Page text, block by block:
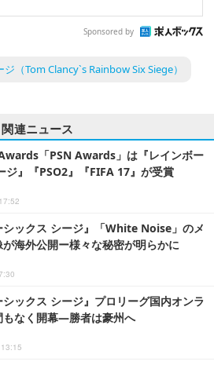
Sponsored by
（Tom Clancy`s Rainbow Six Siege）
関連ニュース
Awards「PSN Awards」は『レインボー
ジ』『PSO2』『FIFA 17』が受賞
シックス シージ』「White Noise」のメ
海外公開ー様々な秘密が明らかに
シックス シージ』プロリーグ国内オンラ
もなく開幕―勝者は豪州へ